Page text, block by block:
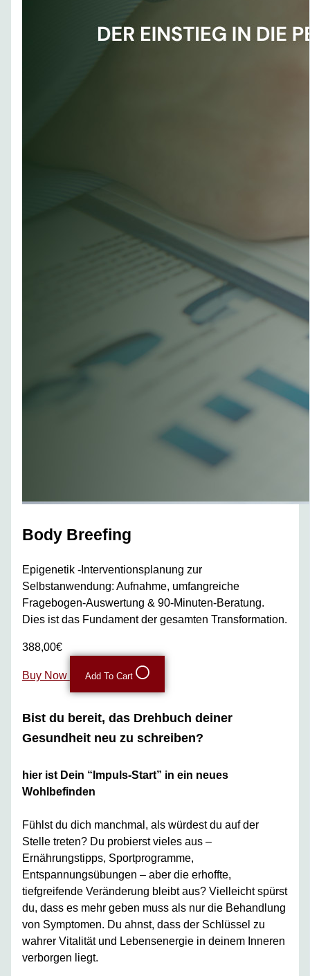
Body Breefing
Epigenetik -Interventionsplanung zur
Selbstanwendung: Aufnahme, umfangreiche
Fragebogen-Auswertung & 90-Minuten-Beratung.
Dies ist das Fundament der gesamten Transformation.
388,00€
Buy Now Add To Cart
Bist du bereit, das Drehbuch deiner
Gesundheit neu zu schreiben?
hier ist Dein “Impuls-Start” in ein neues
Wohlbefinden
Fühlst du dich manchmal, als würdest du auf der
Stelle treten? Du probierst vieles aus –
Ernährungstipps, Sportprogramme,
Entspannungsübungen – aber die erhoffte,
tiefgreifende Veränderung bleibt aus? Vielleicht spürst
du, dass es mehr geben muss als nur die Behandlung
von Symptomen. Du ahnst, dass der Schlüssel zu
wahrer Vitalität und Lebensenergie in deinem Inneren
verborgen liegt.